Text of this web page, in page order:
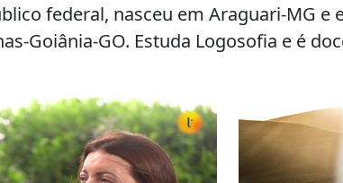
federal, nasceu em Araguari-MG e
Goiânia-GO. Estuda Logosofia e é